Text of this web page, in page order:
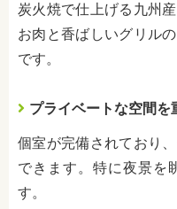
炭火焼で仕上げる九州
お肉と香ばしいグリル
です。
プライベートな空間を
個室が完備されており
できます。特に夜景を
す。